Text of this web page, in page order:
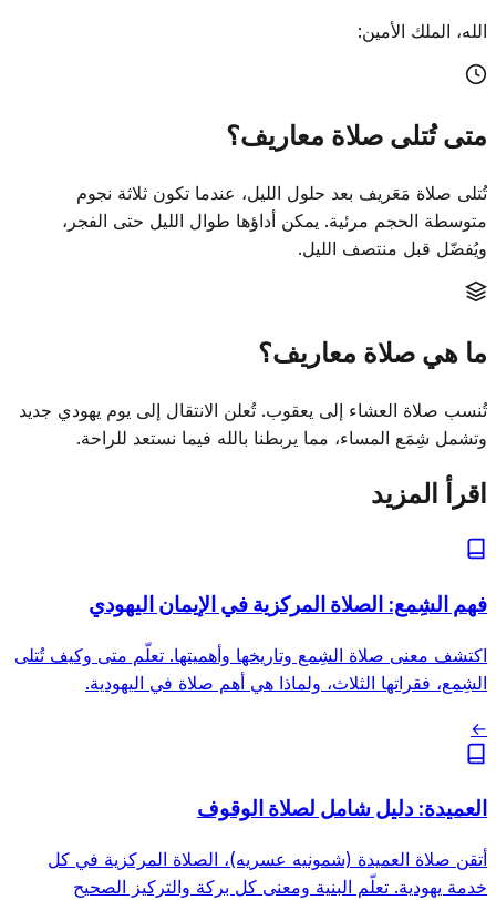
الله، الملك الأمين:
متى تُتلى صلاة معاريف؟
تُتلى صلاة مَعَريف بعد حلول الليل، عندما تكون ثلاثة نجوم
متوسطة الحجم مرئية. يمكن أداؤها طوال الليل حتى الفجر،
ويُفضّل قبل منتصف الليل.
ما هي صلاة معاريف؟
تُنسب صلاة العشاء إلى يعقوب. تُعلن الانتقال إلى يوم يهودي جديد
وتشمل شِمَع المساء، مما يربطنا بالله فيما نستعد للراحة.
اقرأ المزيد
فهم الشِمع: الصلاة المركزية في الإيمان اليهودي
اكتشف معنى صلاة الشِمع وتاريخها وأهميتها. تعلّم متى وكيف تُتلى
الشِمع، فقراتها الثلاث، ولماذا هي أهم صلاة في اليهودية.
←
العميدة: دليل شامل لصلاة الوقوف
أتقن صلاة العميدة (شمونيه عسريه)، الصلاة المركزية في كل
خدمة يهودية. تعلّم البنية ومعنى كل بركة والتركيز الصحيح